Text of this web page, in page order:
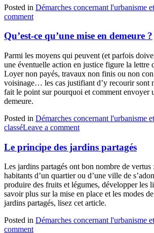
Posted in Démarches concernant l'urbanisme
comment
Qu’est-ce qu’une mise en demeure ?
Parmi les moyens qui peuvent (et parfois
une éventuelle action en justice figure la lettre
Loyer non payés, travaux non finis ou non
voisinage… les cas justifiant d’y recourir sont
fait le point sur pourquoi et comment envoyer
demeure.
Posted in Démarches concernant l'urbanisme
classéLeave a comment
Le principe des jardins partagés
Les jardins partagés ont bon nombre de vertus
habitants d’un quartier ou d’une ville de
produire des fruits et légumes, développer les
savoir plus sur la mise en place et les modes
jardins partagés, lisez cet article.
Posted in Démarches concernant l'urbanisme
comment